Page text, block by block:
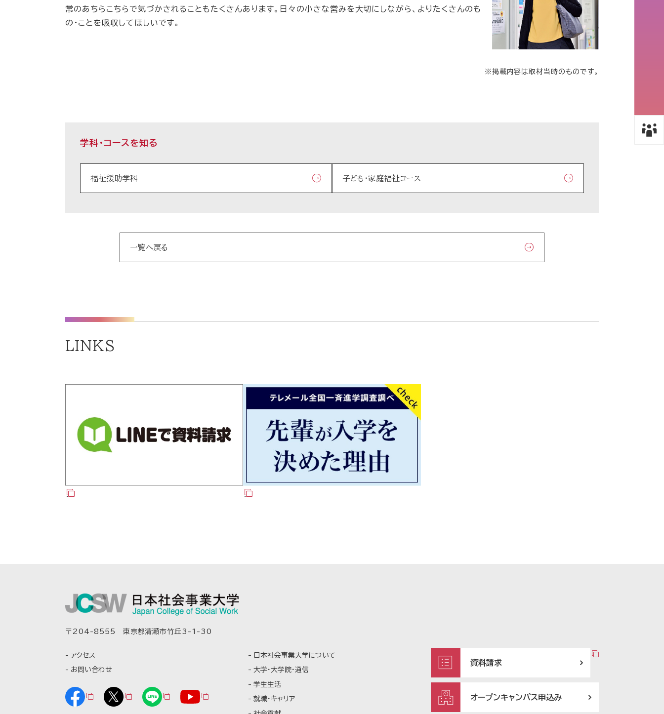
常のあちらこちらで気づかされることもたくさんあります。日々の小さな営みを大切にしながら、よりたくさんのも
の・ことを吸収してほしいです。
※掲載内容は取材当時のものです。
学科・コースを知る
福祉援助学科 子ども・家庭福祉コース
一覧へ戻る
LINKS
〒204-8555 東京都清瀬市竹丘3-1-30
アクセス
お問い合わせ
日本社会事業大学について
大学・大学院・通信
学生生活
就職・キャリア
資料請求
オープンキャンパス申込み